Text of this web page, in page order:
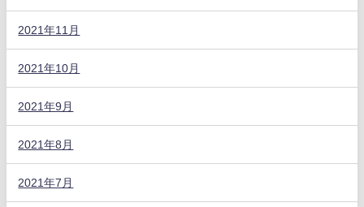
2021年11月
2021年10月
2021年9月
2021年8月
2021年7月